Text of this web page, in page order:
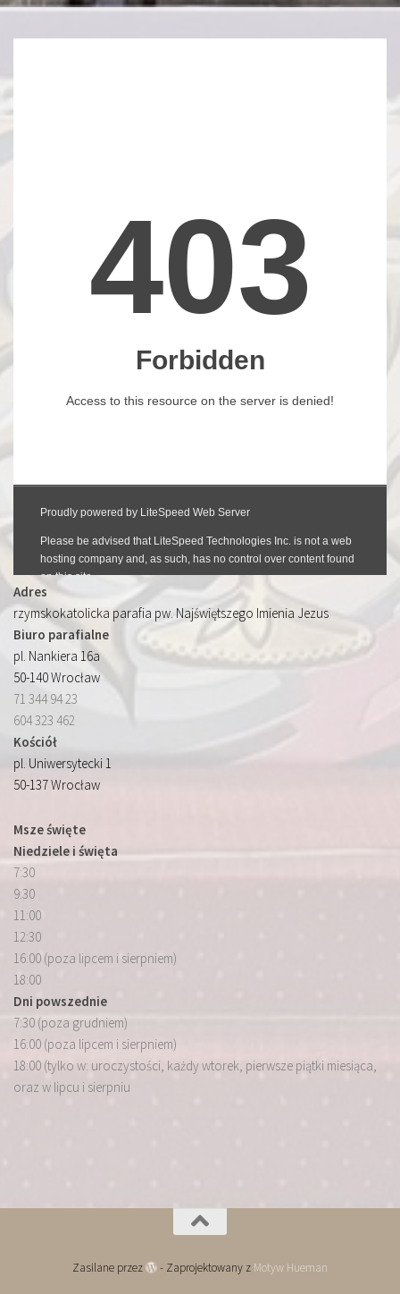
Adres
rzymskokatolicka parafia pw. Najświętszego Imienia Jezus
Biuro parafialne
pl. Nankiera 16a
50-140 Wrocław
71 344 94 23
604 323 462
Kościół
pl. Uniwersytecki 1
50-137 Wrocław
Msze święte
Niedziele i święta
7:30
9:30
11:00
12:30
16:00 (poza lipcem i sierpniem)
18:00
Dni powszednie
7:30 (poza grudniem)
16:00 (poza lipcem i sierpniem)
18:00 (tylko w: uroczystości, każdy wtorek, pierwsze piątki miesiąca,
oraz w lipcu i sierpniu
Zasilane przez - Zaprojektowany z Motyw Hueman